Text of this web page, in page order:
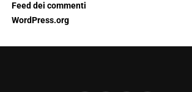
Feed dei commenti
WordPress.org